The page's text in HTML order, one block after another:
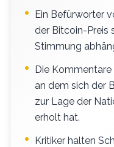
Ein Befürworter
der Bitcoin-Preis
Stimmung
Die
an dem sich der
zur Lage der
erholt hat.
Kritiker halten